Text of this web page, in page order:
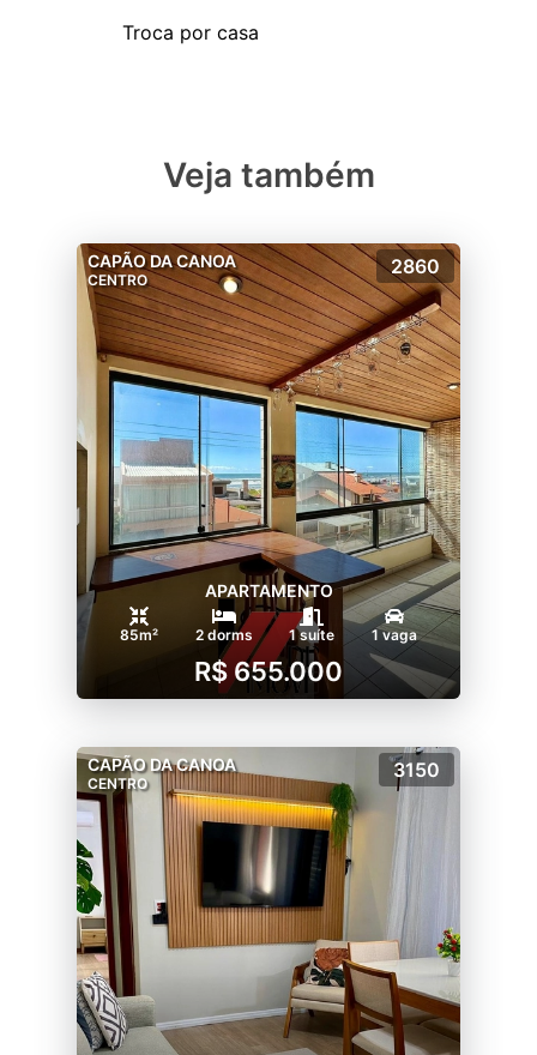
Veja também
CAPÃO DA CANOA
CENTRO
2860
APARTAMENTO
85m² 2 dorms 1 suíte 1 vaga
R$ 655.000
CAPÃO DA CANOA
CENTRO
3150